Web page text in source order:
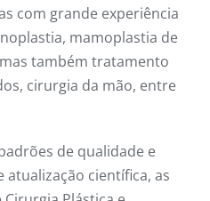
com grande experiência
mamoplastia de
também tratamento
cirurgia da mão, entre
de qualidade e
atualização científica, as